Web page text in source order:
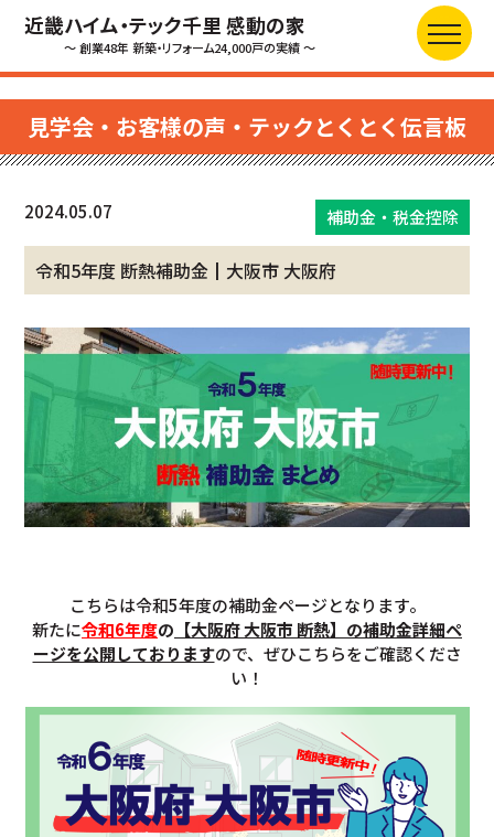
近畿ハイム・テック千里 感動の家
～ 創業48年 新築・リフォーム24,000戸の実績 ～
見学会・お客様の声・テックとくとく伝言板
2024.05.07 補助金・税金控除
令和5年度 断熱補助金┃大阪市 大阪府
こちらは令和5年度の補助金ページとなります。
新たに令和6年度の 【大阪府 大阪市 断熱】の補助金詳細ペ
ージを公開しておりますので、ぜひこちらをご確認くださ
い！